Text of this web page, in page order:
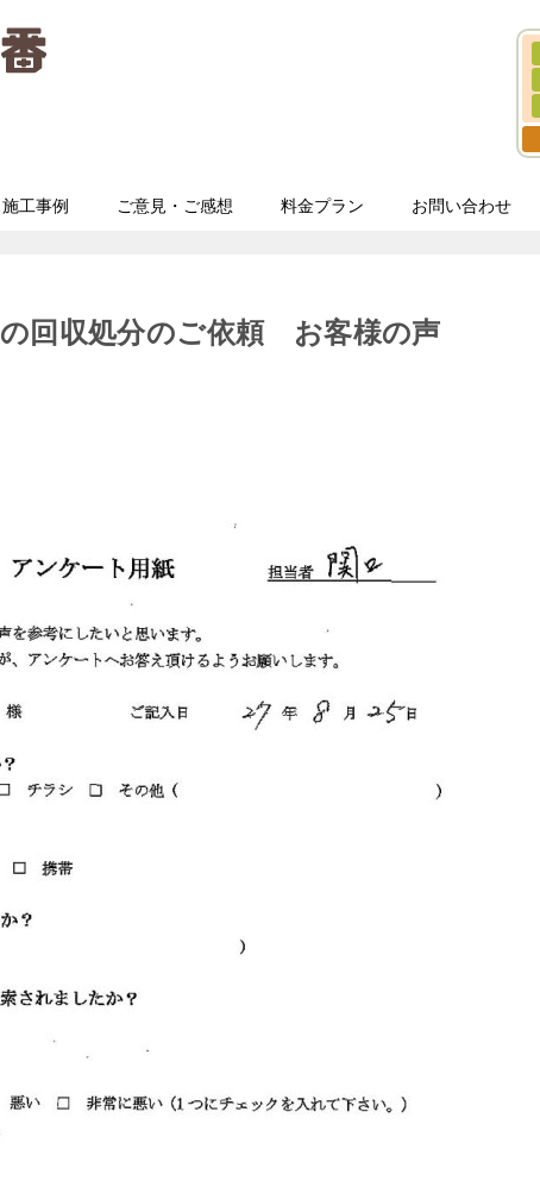
施工事例 ご意見・ご感想 料金プラン お問い合わせ
回収処分のご依頼 お客様の声